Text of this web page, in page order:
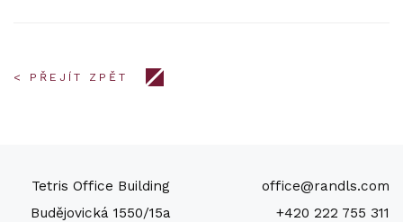
< PŘEJÍT ZPĚT
Tetris Office Building
Budějovická 1550/15a
office@randls.com
+420 222 755 311